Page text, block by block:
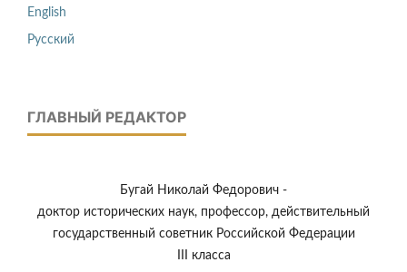
English
Русский
ГЛАВНЫЙ РЕДАКТОР
Бугай Николай Федорович -
доктор исторических наук, профессор, действительный
государственный советник Российской Федерации
III класса